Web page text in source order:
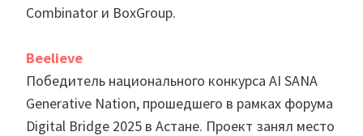
Combinator и BoxGroup.
Beelieve
Победитель национального конкурса AI SANA
Generative Nation, прошедшего в рамках форума
Digital Bridge 2025 в Астане. Проект занял место